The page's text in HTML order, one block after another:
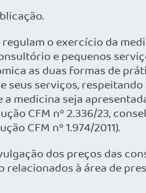
o exercício da
e pequenos
as duas formas de
serviços,
medicina seja
CFM nº 2.336/23,
CFM nº 1.974/2011).
dos preços das
à área de